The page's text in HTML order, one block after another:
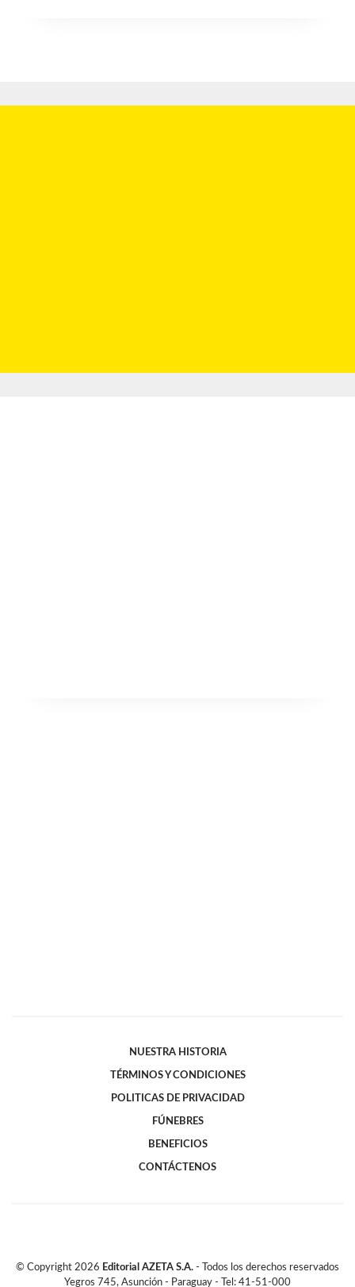
NUESTRA HISTORIA
TÉRMINOS Y CONDICIONES
POLITICAS DE PRIVACIDAD
FÚNEBRES
BENEFICIOS
CONTÁCTENOS
© Copyright 2026 Editorial AZETA S.A. - Todos los derechos reservados
Yegros 745, Asunción - Paraguay - Tel: 41-51-000